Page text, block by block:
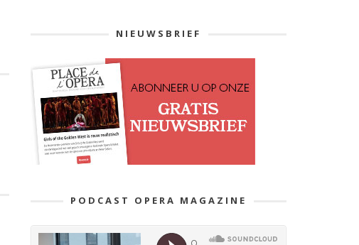
NIEUWSBRIEF
PODCAST OPERA MAGAZINE